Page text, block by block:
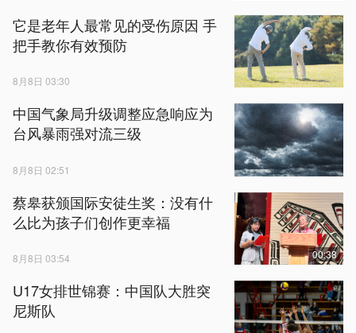
它是老年人最常见的受伤原因 手
把手教你有效预防
8月8日 03:30
中国气象局升级调整应急响应为
台风暴雨强对流三级
8月8日 02:51
蔡皋获颁国际安徒生奖：没有什
么比为孩子们创作更幸福
8月8日 03:54 00:38
U17女排世锦赛：中国队大胜突
尼斯队